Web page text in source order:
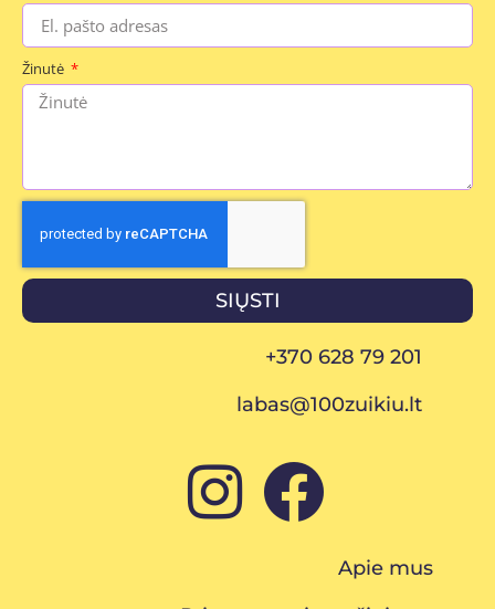
Žinutė
SIŲSTI
+370 628 79 201
labas@100zuikiu.lt
Apie mus